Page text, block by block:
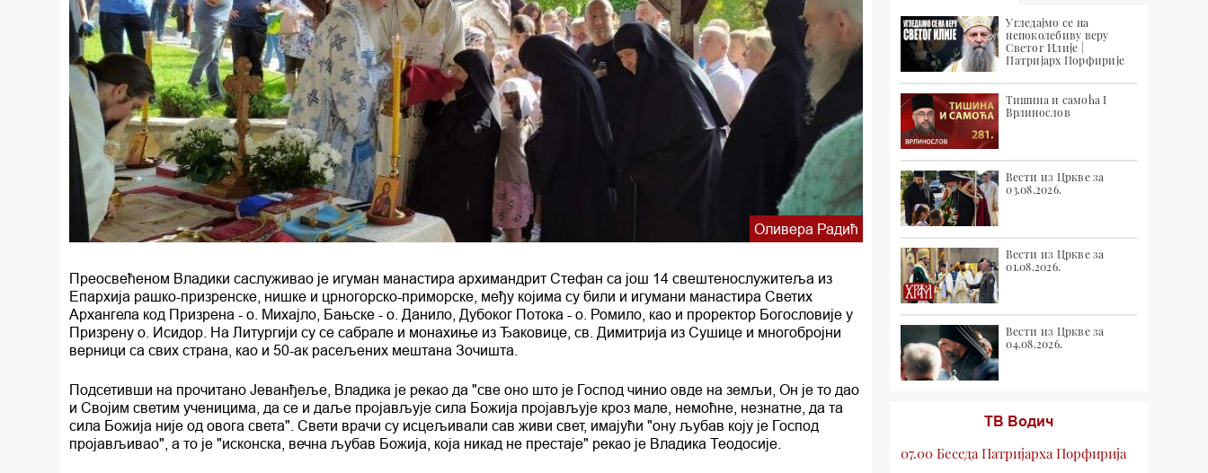
Оливера Радић
Преосвећеном Владики саслуживао је игуман манастира архимандрит Стефан са још 14 свештенослужитеља из
Епархија рашко-призренске, нишке и црногорско-приморске, међу којима су били и игумани манастира Светих
Архангела код Призрена - о. Михајло, Бањске - о. Данило, Дубоког Потока - о. Ромило, као и проректор Богословије у
Призрену о. Исидор. На Литургији су се сабрале и монахиње из Ђаковице, св. Димитрија из Сушице и многобројни
верници са свих страна, као и 50-ак расељених мештана Зочишта.
Подсетивши на прочитано Јеванђеље, Владика је рекао да "све оно што је Господ чинио овде на земљи, Он је то дао
и Својим светим ученицима, да се и даље пројављује сила Божија пројављује кроз мале, немоћне, незнатне, да та
сила Божија није од овога света". Свети врачи су исцељивали сав живи свет, имајући "ону љубав коју је Господ
пројављивао", а то је "исконска, вечна љубав Божија, која никад не престаје" рекао је Владика Теодосије.
Угледајмо се на
непоколебиву веру
Светог Илије |
Патријарх Порфирије
Тишина и самоћа I
Врлинослов
Вести из Цркве за
03.08.2026.
Вести из Цркве за
01.08.2026.
Вести из Цркве за
04.08.2026.
ТВ Водич
07.00 Беседа Патријарха Порфирија